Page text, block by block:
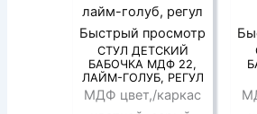
Быстрый просмотр
СТУЛ ДЕТСКИЙ
БАБОЧКА МДФ 22,
ЛАЙМ-ГОЛУБ, РЕГУЛ
МДФ цвет,/каркас